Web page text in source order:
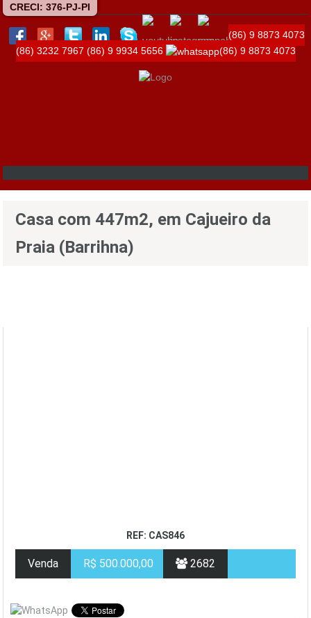
CRECI: 376-PJ-PI
(86) 9 8873 4073
(86) 3232 7967 (86) 9 9934 5656 (86) 9 8873 4073
Casa com 447m2, em Cajueiro da
Praia (Barrihna)
REF: CAS846
Venda R$ 500.000,00 2682